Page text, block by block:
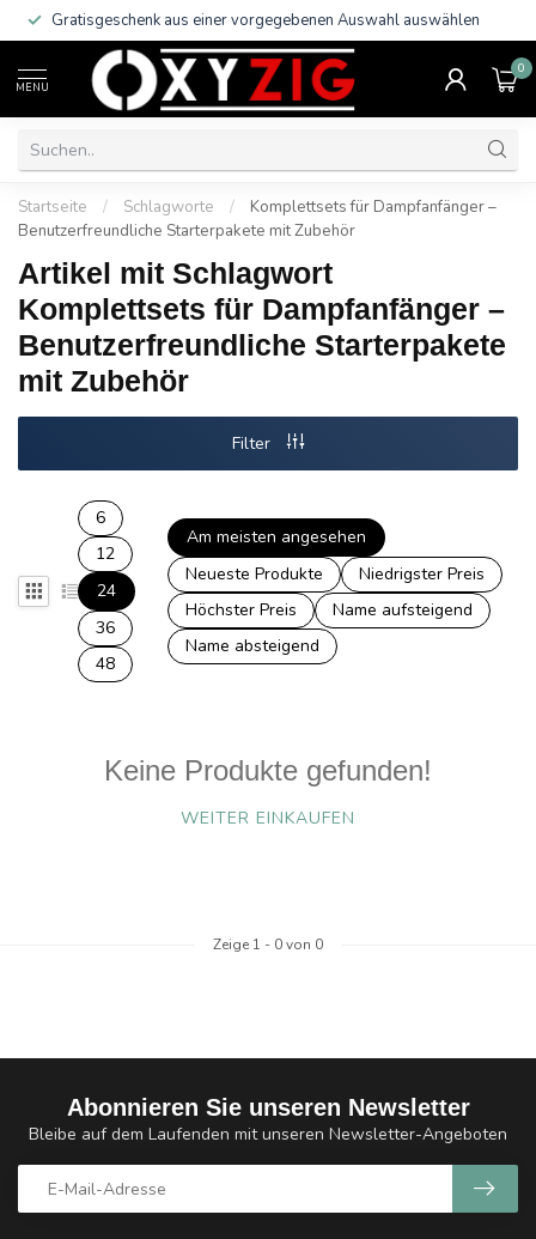
Gratisgeschenk aus einer vorgegebenen Auswahl auswählen
MENU
0
Startseite / Schlagworte /
Komplettsets für Dampfanfänger –
Benutzerfreundliche Starterpakete mit Zubehör
Artikel mit Schlagwort
Komplettsets für Dampfanfänger –
Benutzerfreundliche Starterpakete
mit Zubehör
Filter
6
12
24
36
48
Am meisten angesehen
Neueste Produkte
Niedrigster Preis
Höchster Preis
Name aufsteigend
Name absteigend
Keine Produkte gefunden!
WEITER EINKAUFEN
Zeige 1 - 0von 0
Abonnieren Sie unseren Newsletter
Bleibe auf dem Laufenden mit unseren Newsletter-Angeboten